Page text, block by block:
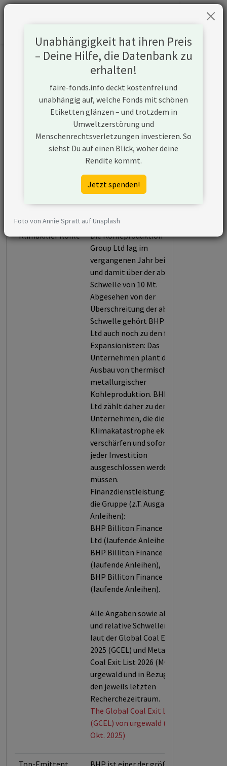
Informationen zum Unternehmen
BHP Group Ltd
https://www.bhp.com/
Konflikte
BHP Group Ltd ist ein
Unternehmen aus Australien,
das (ggf. über
Tochtergesellschaften)
Klimakiller Kohle
Die Kohleproduktion von BHP
Group Ltd lag im
vergangenen Jahr bei 15,9 Mt
und damit über der absoluten
Schwelle von 10 Mt.
Abgesehen von der
Überschreitung der absoluten
Schwelle gehört BHP Group
Ltd auch noch zu den fossilen
Expansionisten: Das
Unternehmen plant den
Ausbau von thermischer und
metallurgischer
Kohleproduktion. BHP Group
Ltd zählt daher zu den
Unternehmen, die die
Klimakatastrophe eklatant
verschärfen und sofort von
jeder Investition
ausgeschlossen werden
müssen.
Finanzdienstleistungen für
die Gruppe (z.T. Ausgabe von
Anleihen):
BHP Billiton Finance (USA)
Ltd (laufende Anleihen),
BHP Billiton Finance Ltd
(laufende Anleihen),
BHP Billiton Finance BV
(laufende Anleihen).
Alle Angaben sowie absolute
und relative Schwellenwerte
laut der Global Coal Exit List
2025 (GCEL) und Metallurgical
Coal Exit List 2026 (MCEL) von
urgewald und in Bezug auf
den jeweils letzten
Recherchezeitraum.
The Global Coal Exit List
(GCEL) von urgewald (Stand:
Okt. 2025)
Top-Emittent
BHP ist einer der größten
Unabhängigkeit hat ihren Preis
– Deine Hilfe, die Datenbank zu
erhalten!
faire-fonds.info deckt kostenfrei und
unabhängig auf, welche Fonds mit schönen
Etiketten glänzen – und trotzdem in
Umweltzerstörung und
Menschenrechtsverletzungen investieren. So
siehst Du auf einen Blick, woher deine
Rendite kommt.
Jetzt spenden!
Foto von Annie Spratt auf Unsplash